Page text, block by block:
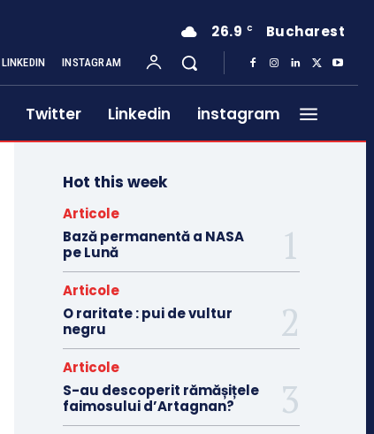
26.9 C Bucharest
LINKEDIN INSTAGRAM
Twitter Linkedin instagram
Hot this week
Articole
Bază permanentă a NASA
pe Lună
Articole
O raritate : pui de vultur
negru
Articole
S-au descoperit rămășițele
faimosului d’Artagnan?